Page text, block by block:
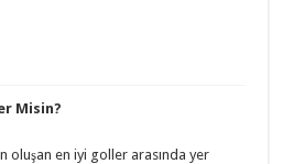
Misin?
oluşan en iyi goller arasında yer